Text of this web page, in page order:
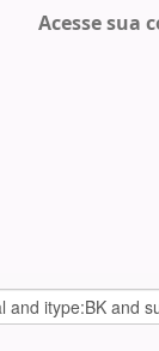
Acesse sua